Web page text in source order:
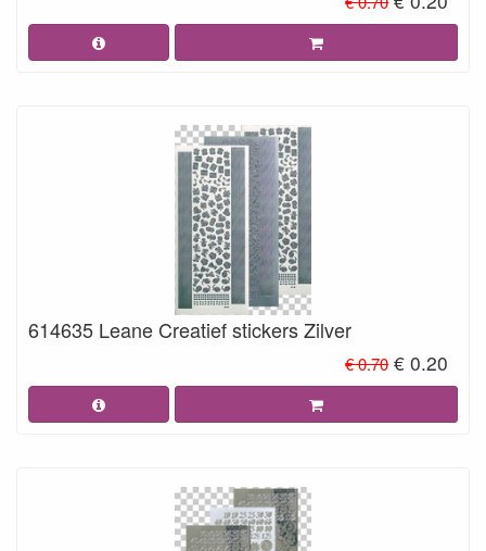
614635 Leane Creatief stickers Zilver
€ 0.70 € 0.20